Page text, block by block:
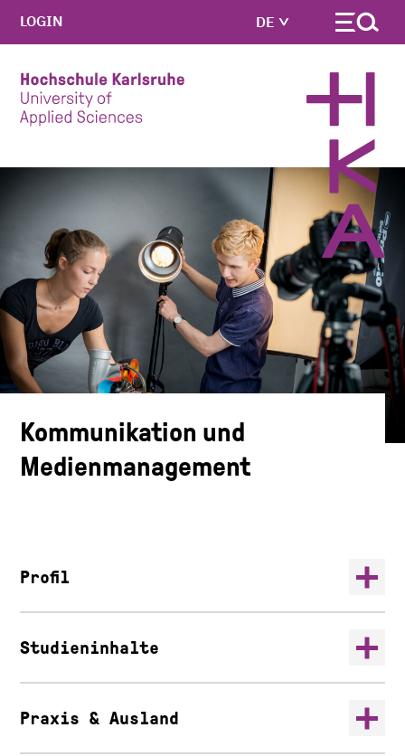
Skip to main content
DE
LOGIN
Kommunikation und
Medienmanagement
Profil
Studieninhalte
Praxis & Ausland